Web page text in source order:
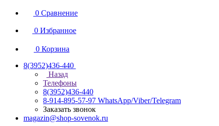
0 Сравнение
0 Избранное
0 Корзина
8(3952)436-440
Назад
Телефоны
8(3952)436-440
8-914-895-57-97 WhatsApp/Viber/Telegram
Заказать звонок
magazin@shop-sovenok.ru